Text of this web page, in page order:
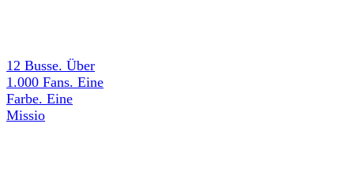
12 Busse. Über
1.000 Fans. Eine
Farbe. Eine
Missio